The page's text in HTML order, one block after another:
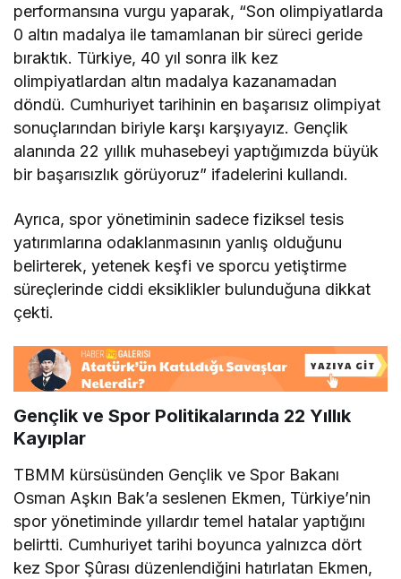
performansına vurgu yaparak, “Son olimpiyatlarda
0 altın madalya ile tamamlanan bir süreci geride
bıraktık. Türkiye, 40 yıl sonra ilk kez
olimpiyatlardan altın madalya kazanamadan
döndü. Cumhuriyet tarihinin en başarısız olimpiyat
sonuçlarından biriyle karşı karşıyayız. Gençlik
alanında 22 yıllık muhasebeyi yaptığımızda büyük
bir başarısızlık görüyoruz” ifadelerini kullandı.
Ayrıca, spor yönetiminin sadece fiziksel tesis
yatırımlarına odaklanmasının yanlış olduğunu
belirterek, yetenek keşfi ve sporcu yetiştirme
süreçlerinde ciddi eksiklikler bulunduğuna dikkat
çekti.
Gençlik ve Spor Politikalarında 22 Yıllık
Kayıplar
TBMM kürsüsünden Gençlik ve Spor Bakanı
Osman Aşkın Bak’a seslenen Ekmen, Türkiye’nin
spor yönetiminde yıllardır temel hatalar yaptığını
belirtti. Cumhuriyet tarihi boyunca yalnızca dört
kez Spor Şûrası düzenlendiğini hatırlatan Ekmen,